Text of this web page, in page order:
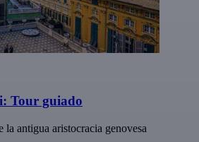
Tour guiado
la antigua aristocracia genovesa